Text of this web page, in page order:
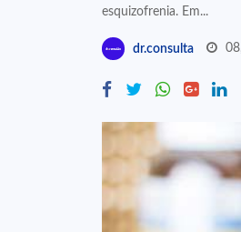
esquizofrenia. Em...
dr.consulta